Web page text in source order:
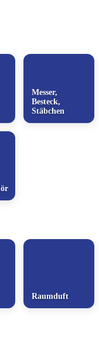
Messer,
Besteck,
Stäbchen
Raumduft